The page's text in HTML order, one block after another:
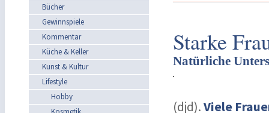
Bücher
Gewinnspiele
Kommentar
Küche & Keller
Kunst & Kultur
Lifestyle
Hobby
Starke
Natürliche
(djd).Viele